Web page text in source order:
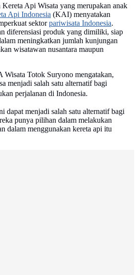
Kereta Api Wisata yang merupakan anak
Api Indonesia (KAI) menyatakan
sektorpariwisata Indonesia.
diferensiasi produk yang dimiliki, siap
meningkatkan jumlah kunjungan
wisatawan nusantara maupun
Totok Suryono mengatakan,
menjadi salah satu alternatif bagi
perjalanan di Indonesia.
dapat menjadi salah satu alternatif bagi
punya pilihan dalam melakukan
dalam menggunakan kereta api itu